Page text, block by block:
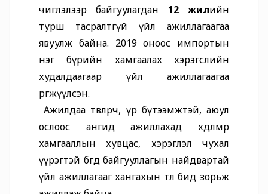
чиглэлээр байгуулагдан 12 жилийн
турш тасралтгүй үйл ажиллагаагаа
явуулж байна. 2019 оноос импортын
нэг бүрийн хамгаалах хэрэгслийн
худалдаагаар үйл ажиллагаагаа
өргөжүүлсэн.
Ажилдаа төвлөрч, үр бүтээмжтэй, аюул
ослоос ангид ажиллахад хөдөлмөр
хамгааллын хувцас, хэрэглэл чухал
үүрэгтэй бөгөөд байгууллагын найдвартай
үйл ажиллагааг хангахын төлөө бид зорьж